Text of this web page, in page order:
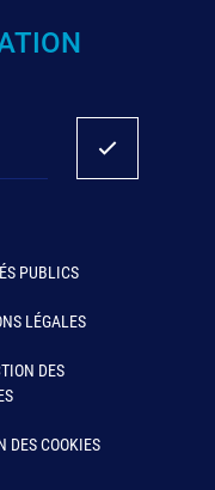
PUBLICS
LÉGALES
DES
DES COOKIES